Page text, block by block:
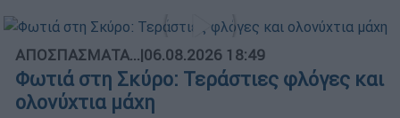
ΑΠΟΣΠΑΣΜΑΤΑ...|06.08.2026 18:49
Φωτιά στη Σκύρο: Τεράστιες φλόγες και
ολονύχτια μάχη